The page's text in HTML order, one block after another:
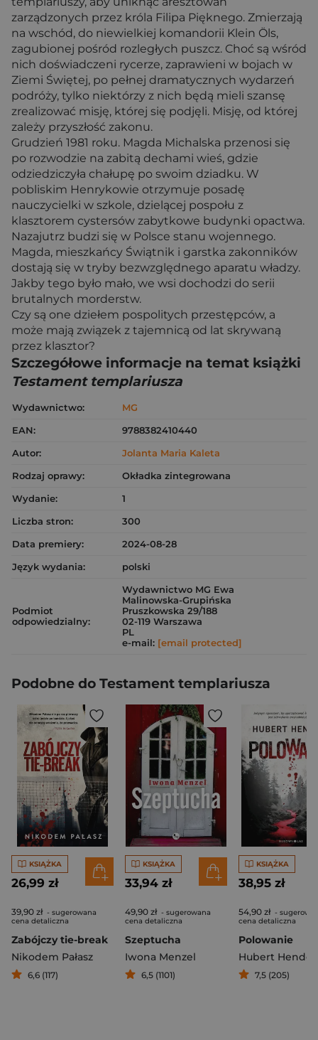
zarządzonych przez króla Filipa Pięknego. Zmierzają
na wschód, do niewielkiej komandorii Klein Öls,
zagubionej pośród rozległych puszcz. Choć są wśród
nich doświadczeni rycerze, zaprawieni w bojach w
Ziemi Świętej, po pełnej dramatycznych wydarzeń
podróży, tylko niektórzy z nich będą mieli szansę
zrealizować misję, której się podjęli. Misję, od której
zależy przyszłość zakonu.
Grudzień 1981 roku. Magda Michalska przenosi się
po rozwodzie na zabitą dechami wieś, gdzie
odziedziczyła chałupę po swoim dziadku. W
pobliskim Henrykowie otrzymuje posadę
nauczycielki w szkole, dzielącej pospołu z
klasztorem cystersów zabytkowe budynki opactwa.
Nazajutrz budzi się w Polsce stanu wojennego.
Magda, mieszkańcy Świątnik i garstka zakonników
dostają się w tryby bezwzględnego aparatu władzy.
Jakby tego było mało, we wsi dochodzi do serii
brutalnych morderstw.
Czy są one dziełem pospolitych przestępców, a
może mają związek z tajemnicą od lat skrywaną
przez klasztor?
Szczegółowe informacje na temat książki
Testament templariusza
Wydawnictwo:
MG
EAN:
9788382410440
Autor:
Jolanta Maria Kaleta
Rodzaj oprawy:
Okładka zintegrowana
Wydanie:
1
Liczba stron:
300
Data premiery:
2024-08-28
Język wydania:
polski
Podmiot
odpowiedzialny:
Wydawnictwo MG Ewa
Malinowska-Grupińska
Pruszkowska 29/188
02-119 Warszawa
PL
e-mail: [email protected]
Podobne do Testament templariusza
KSIĄŻKA
26,99 zł
39,90 zł - sugerowana
cena detaliczna
Zabójczy tie-break
Nikodem Pałasz
6,6 (117)
KSIĄŻKA
33,94 zł
49,90 zł - sugerowana
cena detaliczna
Szeptucha
Iwona Menzel
6,5 (1101)
KSIĄŻKA
38,95 zł
54,90 zł -
cena detaliczna
Polowanie
Hubert Hender
7,5 (205)